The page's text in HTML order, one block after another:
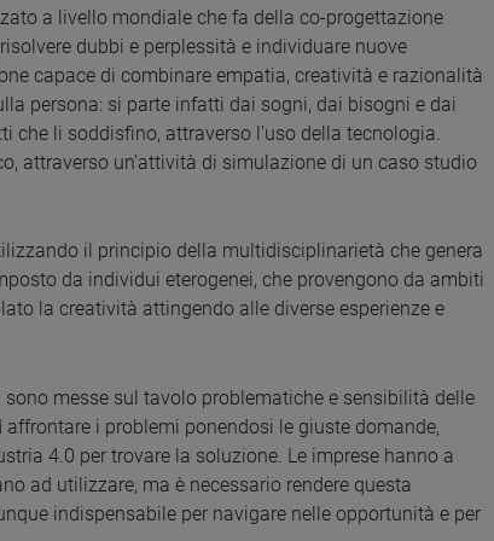
a livello mondiale che fa della co-progettazione
dubbi e perplessità e individuare nuove
capace di combinare empatia, creatività e razionalità
persona: si parte infatti dai sogni, dai bisogni e dai
che li soddisfino, attraverso l’uso della tecnologia.
attraverso un’attività di simulazione di un caso studio
il principio della multidisciplinarietà che genera
da individui eterogenei, che provengono da ambiti
la creatività attingendo alle diverse esperienze e
messe sul tavolo problematiche e sensibilità delle
i problemi ponendosi le giuste domande,
4.0 per trovare la soluzione. Le imprese hanno a
ad utilizzare, ma è necessario rendere questa
indispensabile per navigare nelle opportunità e per